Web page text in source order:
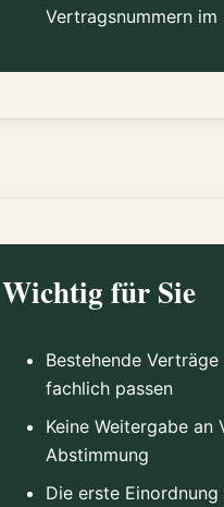
Vertragsnummern im
Wichtig für Sie
Bestehende
fachlich passen
Keine Weitergabe an
Abstimmung
Die erste